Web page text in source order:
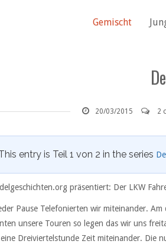
Gemischt
20/03/2015 2
entry is Teil 1 von 2 in the series
präsentiert: Der LKW
Pause Telefonierten wir miteinander.
unsere Touren so legen das wir uns
Dreiviertelstunde Zeit miteinander. Die